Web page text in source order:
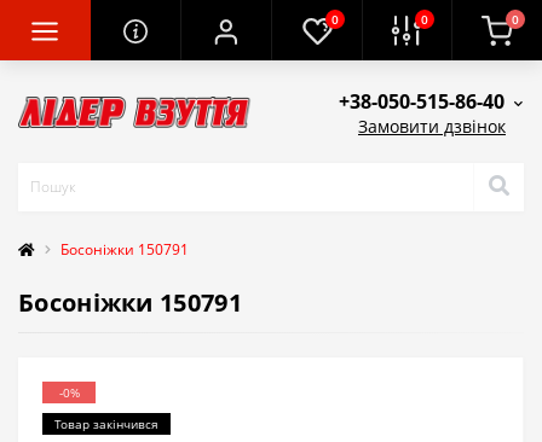
0 0 0
+38-050-515-86-40
Замовити дзвінок
Босоніжки 150791
Босоніжки 150791
-0%
Товар закінчився